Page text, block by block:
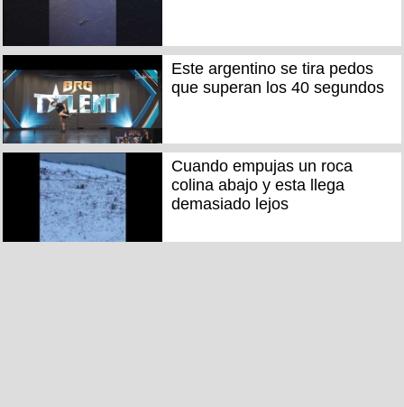
Este argentino se tira pedos
que superan los 40 segundos
Cuando empujas un roca
colina abajo y esta llega
demasiado lejos